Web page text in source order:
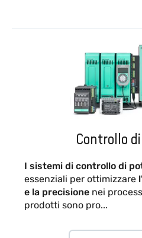
Controllo
I sistemi di controllo di
essenziali per ottimizzare
e la precisione nei
prodotti sono pro...